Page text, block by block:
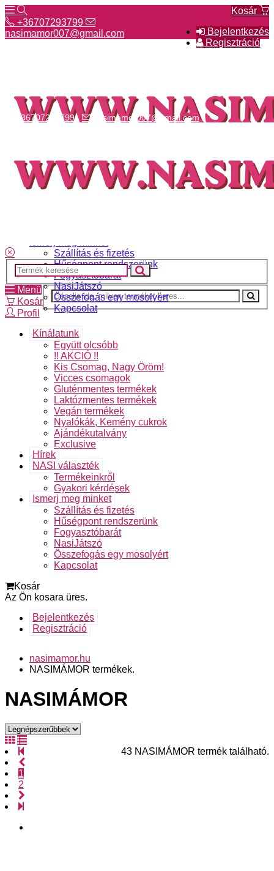
Kosár
Bejelentkezés
Regisztráció
+36707293799
nasimamor007@gmail.com
Szállítás és fizetés
Hűségpont rendszerünk
Fogyasztóbarát
NasiJátszó
Összefogás egy mosolyért
Kapcsolat
+36707293799 nasimamor007@gmail.com
Menü
Kosár
Profil
Kínálatunk
Együtt olcsóbb
!! AKCIÓ !!
Kis Csomag, Nagy Öröm!
Vicces csomagok
Gluténmentes termékek
Laktózmentes termékek
Vegán termékek
Nyalókák, Kemény cukrok
Ajándékutalvány
Exclusive
Hírek
NASI választék
Termékeinkről
Gyakori kérdések
Ismerj meg minket
Szállítás és fizetés
Hűségpont rendszerünk
Fogyasztóbarát
NasiJátszó
Összefogás egy mosolyért
Kapcsolat
Kosár
Az Ön kosara üres.
Bejelentkezés
Regisztráció
nasimamor.hu
NASIMÁMOR termékek.
NASIMÁMOR
43 NASIMÁMOR termék található.
1
2